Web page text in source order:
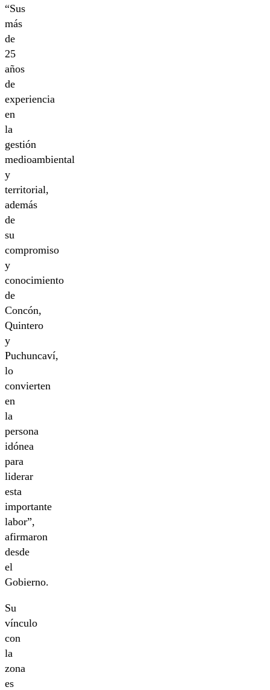
“Sus
más
de
25
años
de
experiencia
en
la
gestión
medioambiental
y
territorial,
además
de
su
compromiso
y
conocimiento
de
Concón,
Quintero
y
Puchuncaví,
lo
convierten
en
la
persona
idónea
para
liderar
esta
importante
labor”,
afirmaron
desde
el
Gobierno.
Su
vínculo
con
la
zona
es